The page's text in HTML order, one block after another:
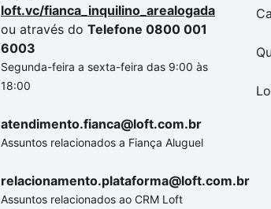
loft.vc/fianca_inquilino_arealogada
ou através do Telefone 0800 001
6003
Segunda-feira a sexta-feira das 9:00 às
18:00
atendimento.fianca@loft.com.br
Assuntos relacionados a Fiança Aluguel
relacionamento.plataforma@loft.com.br
Assuntos relacionados ao CRM Loft